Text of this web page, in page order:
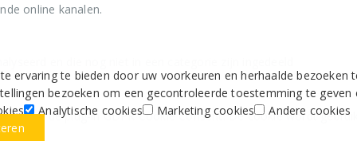
ervaring te bieden door uw voorkeuren en herhaalde
bezoeken om een gecontroleerde toestemming te
Analytische cookies Marketing cookies
Andere cookies
online kanalen.
door de plug-in GDPR Cookie Consent. De cookie wordt